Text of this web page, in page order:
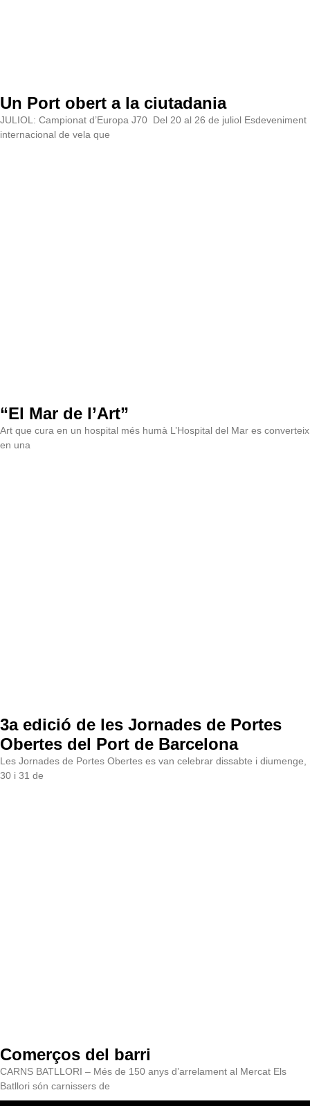
Un Port obert a la ciutadania
JULIOL: Campionat d’Europa J70 Del 20 al 26 de juliol Esdeveniment
internacional de vela que
“El Mar de l’Art”
Art que cura en un hospital més humà L’Hospital del Mar es converteix
en una
3a edició de les Jornades de Portes
Obertes del Port de Barcelona
Les Jornades de Portes Obertes es van celebrar dissabte i diumenge,
30 i 31 de
Comerços del barri
CARNS BATLLORI – Més de 150 anys d’arrelament al Mercat Els
Batllori són carnissers de